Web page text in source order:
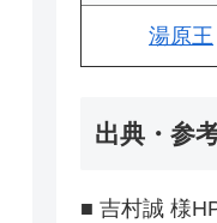
湯原王
出典・参
■ 吉村誠 様HP